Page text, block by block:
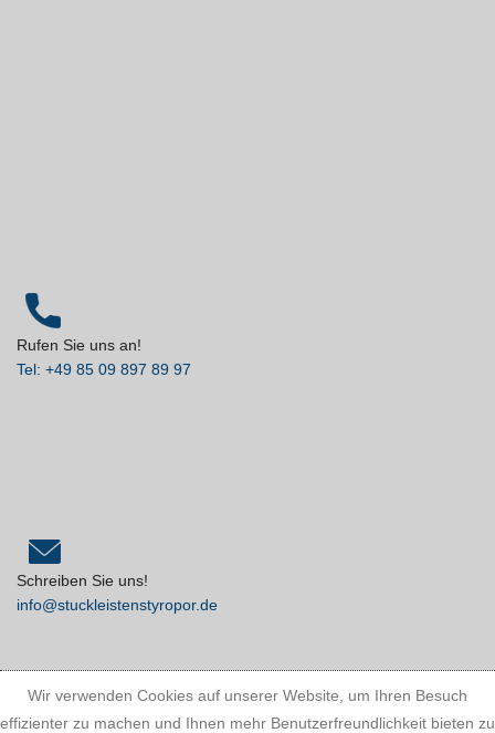
Rufen Sie uns an!
Tel: +49 85 09 897 89 97
Schreiben Sie uns!
info@stuckleistenstyropor.de
Wir verwenden Cookies auf unserer Website, um Ihren Besuch
effizienter zu machen und Ihnen mehr Benutzerfreundlichkeit bieten zu